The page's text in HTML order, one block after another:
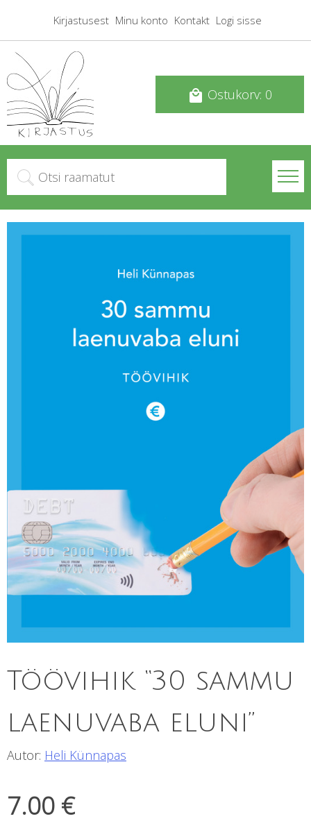
Kirjastusest Minu konto Kontakt Logi sisse
local_mall Ostukorv: 0
Töövihik “30 sammu
laenuvaba eluni”
Autor: Heli Künnapas
7.00 €